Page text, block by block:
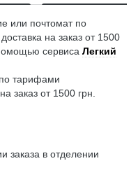
или почтомат по
на заказ от 1500
сервиса Легкий
тарифами
заказ от 1500 грн.
заказа в отделении